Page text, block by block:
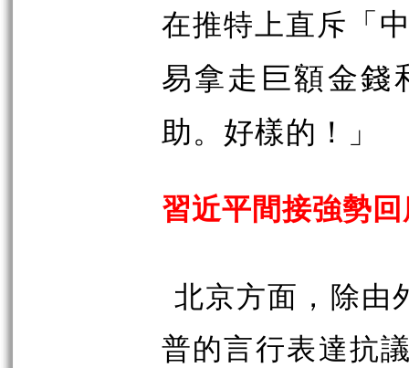
在推特上直斥 「
易拿走巨額金錢
助。好樣的！」
習近平間接強勢
北京方面，除由
普的言行表達抗